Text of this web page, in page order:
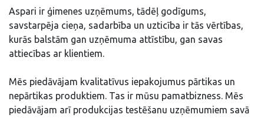
Aspari ir ģimenes uzņēmums, tādēļ godīgums,
savstarpēja cieņa, sadarbība un uzticība ir tās vērtības,
kurās balstām gan uzņēmuma attīstību, gan savas
attiecības ar klientiem.
Mēs piedāvājam kvalitatīvus iepakojumus pārtikas un
nepārtikas produktiem. Tas ir mūsu pamatbizness. Mēs
piedāvājam arī produkcijas testēšanu uzņēmumiem savā